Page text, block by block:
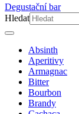
Degustační bar
Hledat
Absinth
Aperitivy
Armagnac
Bitter
Bourbon
Brandy